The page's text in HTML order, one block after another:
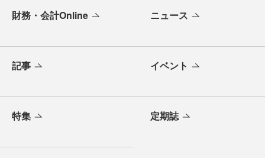
財務・会計Online ニュース
記事 イベント
特集 定期誌